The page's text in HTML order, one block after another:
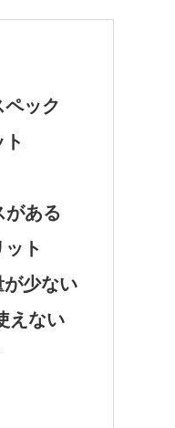
ック
ある
ト
少ない
えない